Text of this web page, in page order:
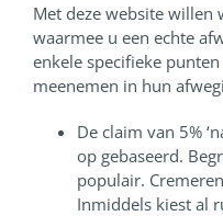
Met deze website
waarmee u een echte
enkele specifieke
meenemen in hun
De claim van 5%
op gebaseerd.
populair.
Inmiddels kiest al